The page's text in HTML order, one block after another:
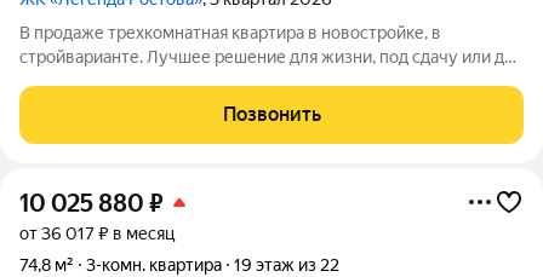
В продаже трехкомнатная квартира в новостройке, в
стройварианте. Лучшее решение для жизни, под сдачу или для
достаточно места для хранения. Одним из главных
преимуществ этой квартиры - три
Позвонить
10 025 880 ₽
от 36 017 ₽ в месяц
74,8 м²
3-комн. квартира 19 этаж из 22